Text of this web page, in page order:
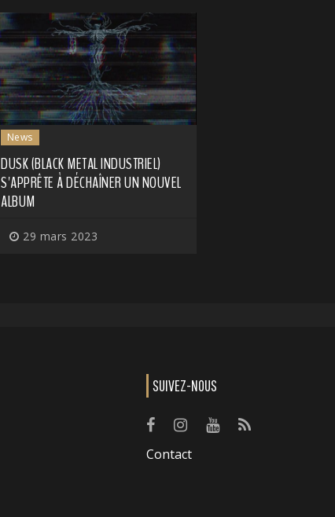
News
DUSK (BLACK METAL INDUSTRIEL)
S'APPRÊTE À DÉCHAÎNER UN NOUVEL
ALBUM
29 mars 2023
SUIVEZ-NOUS
Contact